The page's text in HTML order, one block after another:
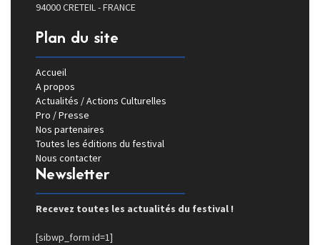
94000 CRETEIL - FRANCE
Plan du site
Accueil
A propos
Actualités / Actions Culturelles
Pro / Presse
Nos partenaires
Toutes les éditions du festival
Nous contacter
Newsletter
Recevez toutes les actualités du festival !
[sibwp_form id=1]